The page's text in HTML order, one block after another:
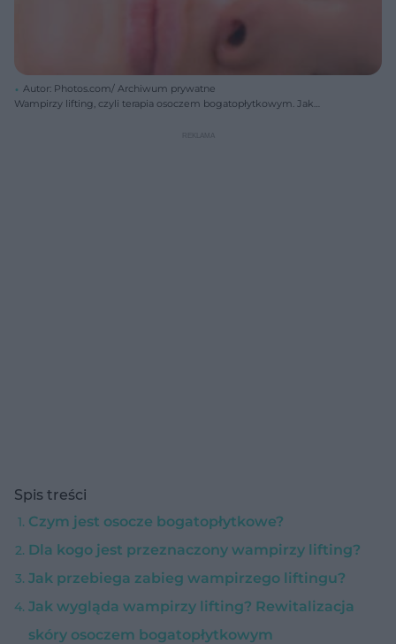
Autor: Photos.com/ Archiwum prywatne
Wampirzy lifting, czyli terapia osoczem bogatopłytkowym. Jak
Spis treści
Czym jest osocze bogatopłytkowe?
Dla kogo jest przeznaczony wampirzy lifting?
Jak przebiega zabieg wampirzego liftingu?
Jak wygląda wampirzy lifting? Rewitalizacja
skóry osoczem bogatopłytkowym